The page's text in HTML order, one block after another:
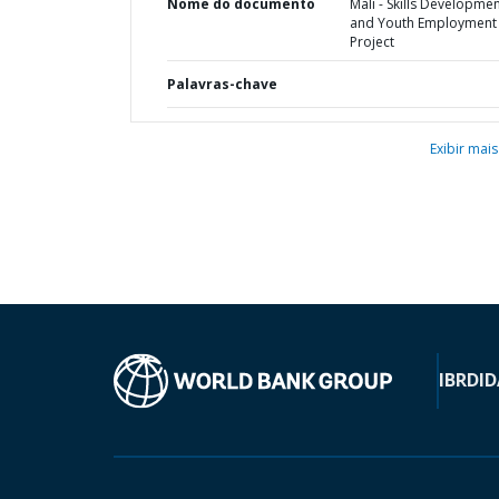
Nome do documento
Mali - Skills
and Youth Employment
Project
Palavras-chave
Exibir mais
IBRD